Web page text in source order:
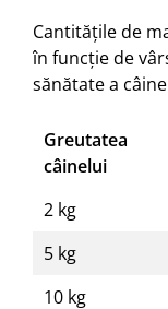
Cantitățile de
în funcție de
sănătate a
Greutatea
câinelui
2 kg
5 kg
10 kg